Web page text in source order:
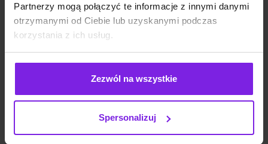
Partnerzy mogą połączyć te informacje z innymi danymi
otrzymanymi od Ciebie lub uzyskanymi podczas
korzystania z ich usług.
Zezwól na wszystkie
Spersonalizuj
Marketing Wiktoria Władarz